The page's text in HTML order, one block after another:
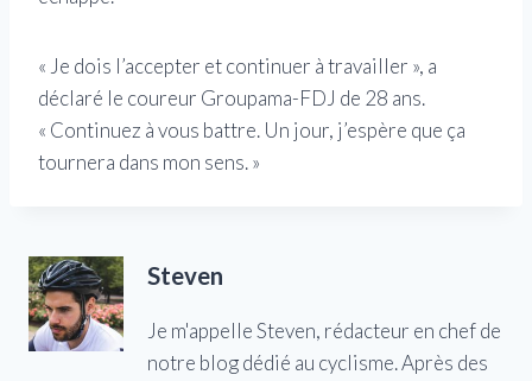
« Je dois l’accepter et continuer à travailler », a
déclaré le coureur Groupama-FDJ de 28 ans.
« Continuez à vous battre. Un jour, j’espère que ça
tournera dans mon sens. »
Steven
Je m'appelle Steven, rédacteur en chef de
notre blog dédié au cyclisme. Après des